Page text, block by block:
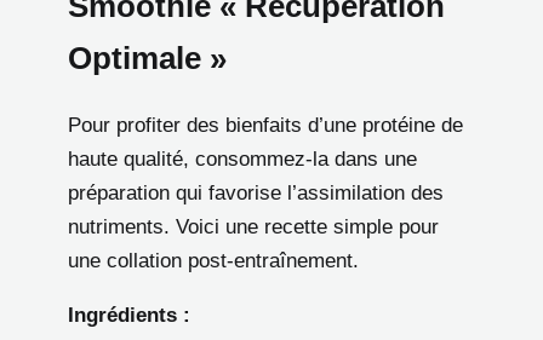
Optimale »
Pour profiter des bienfaits d’une protéine de
haute qualité, consommez-la dans une
préparation qui favorise l’assimilation des
nutriments. Voici une recette simple pour
une collation post-entraînement.
Ingrédients :